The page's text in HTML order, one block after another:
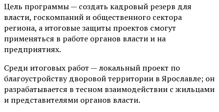
Цель программы — создать кадровый резерв для
власти, госкомпаний и общественного сектора
региона, а итоговые защиты проектов смогут
применяться в работе органов власти и на
предприятиях.
Среди итоговых работ — локальный проект по
благоустройству дворовой территории в Ярославле; он
разрабатывается в тесном взаимодействии с жильцами
и представителями органов власти.